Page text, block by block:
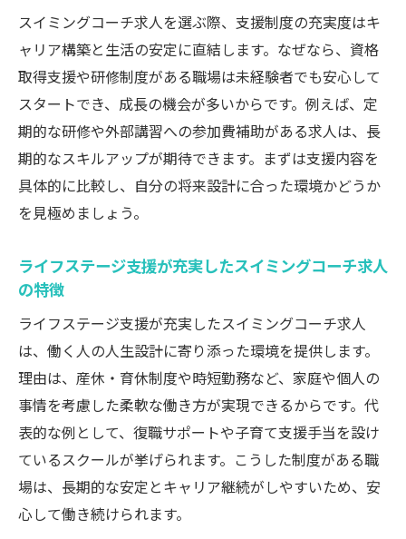
未経験からステップアップできるスイミン
グコーチ求人
スイミングコーチ求人が提供する成長機会
を活かす方法
ライフプランに寄り添う支援と福利厚生
スイミングコーチ求人で注目の福利厚生内
容とは
チ求人の魅力
制度
長期的な安心を得られるスイミングコーチ
求人の特徴
スイミングコーチ求人で得られる生活保障
のポイント
将来に備えるスイミングコーチ求人の福利
厚生活用法
理想の働き方を探すスイミングコーチ転職術
スイミングコーチ求人を選ぶ際、支援制度の充実度はキ
ャリア構築と生活の安定に直結します。なぜなら、資格
取得支援や研修制度がある職場は未経験者でも安心して
スタートでき、成長の機会が多いからです。例えば、定
期的な研修や外部講習への参加費補助がある求人は、長
期的なスキルアップが期待できます。まずは支援内容を
具体的に比較し、自分の将来設計に合った環境かどうか
を見極めましょう。
ライフステージ支援が充実したスイミングコーチ求人
の特徴
ライフステージ支援が充実したスイミングコーチ求人
は、働く人の人生設計に寄り添った環境を提供します。
理由は、産休・育休制度や時短勤務など、家庭や個人の
事情を考慮した柔軟な働き方が実現できるからです。代
表的な例として、復職サポートや子育て支援手当を設け
ているスクールが挙げられます。こうした制度がある職
場は、長期的な安定とキャリア継続がしやすいため、安
心して働き続けられます。